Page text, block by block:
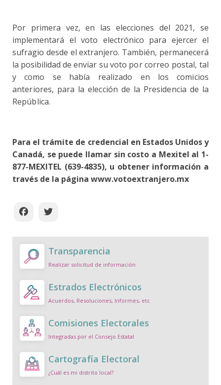
Por primera vez, en las elecciones del 2021, se
implementará el voto electrónico para ejercer el
sufragio desde el extranjero. También, permanecerá
la posibilidad de enviar su voto por correo postal, tal
y como se había realizado en los comicios
anteriores, para la elección de la Presidencia de la
República.
Para el trámite de credencial en Estados Unidos y
Canadá, se puede llamar sin costo a Mexitel al 1-
877-MEXITEL (639-4835), u obtener información a
través de la página www.votoextranjero.mx
Transparencia
Realizar solicitud de información
Estrados Electrónicos
Acuerdos, Resoluciones, Informes, etc
Comisiones Electorales
Integradas por el Consejo Estatal
Cartografía Electoral
¿Cuál es mi distrito local?